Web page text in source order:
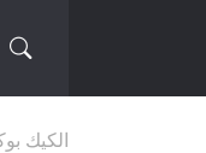
الكيك